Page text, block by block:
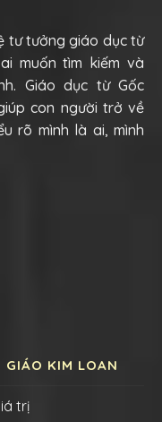
tư tưởng giáo dục từ
muốn tìm kiếm và
Giáo dục từ Gốc
con người trở về
rõ mình là ai, mình
GIÁO KIM LOAN
trị